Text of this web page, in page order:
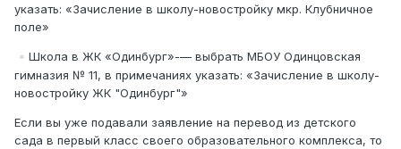
указать: «Зачисление в школу-новостройку мкр. Клубничное
поле»
▫️ Школа в ЖК «Одинбург»-— выбрать МБОУ Одинцовская
гимназия № 11, в примечаниях указать: «Зачисление в школу-
новостройку ЖК "Одинбург"»
Если вы уже подавали заявление на перевод из детского
сада в первый класс своего образовательного комплекса, то